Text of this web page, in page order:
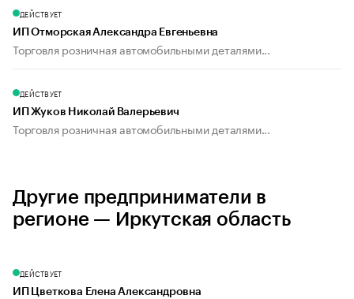
ДЕЙСТВУЕТ
ИП Отморская Александра Евгеньевна
Торговля розничная автомобильными деталями...
ДЕЙСТВУЕТ
ИП Жуков Николай Валерьевич
Торговля розничная автомобильными деталями...
Другие предприниматели в
регионе — Иркутская область
ДЕЙСТВУЕТ
ИП Цветкова Елена Александровна